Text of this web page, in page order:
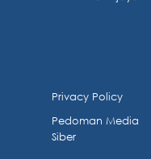
Privacy Policy
Pedoman Media
Siber